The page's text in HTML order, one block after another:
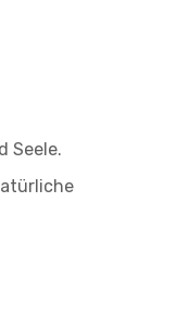
Seele.